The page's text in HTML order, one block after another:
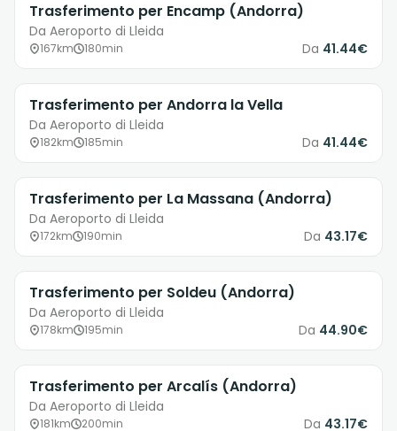
Trasferimento per Encamp (Andorra)
Da Aeroporto di Lleida
167km 180min Da 41.44€
Trasferimento per Andorra la Vella
Da Aeroporto di Lleida
182km 185min Da 41.44€
Trasferimento per La Massana (Andorra)
Da Aeroporto di Lleida
172km 190min Da 43.17€
Trasferimento per Soldeu (Andorra)
Da Aeroporto di Lleida
178km 195min Da 44.90€
Trasferimento per Arcalís (Andorra)
Da Aeroporto di Lleida
181km 200min Da 43.17€